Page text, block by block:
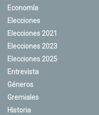
Economía
Elecciones
Elecciones 2021
Elecciones 2023
Elecciones 2025
Entrevista
Géneros
Gremiales
Historia